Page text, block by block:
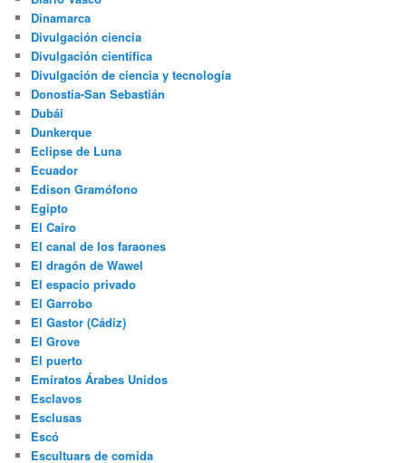
Dinamarca
Divulgación ciencia
Divulgación científica
Divulgación de ciencia y tecnología
Donostia-San Sebastián
Dubái
Dunkerque
Eclipse de Luna
Ecuador
Edison Gramófono
Egipto
El Cairo
El canal de los faraones
El dragón de Wawel
El espacio privado
El Garrobo
El Gastor (Cádiz)
El Grove
El puerto
Emiratos Árabes Unidos
Esclavos
Esclusas
Escó
Escultuars de comida